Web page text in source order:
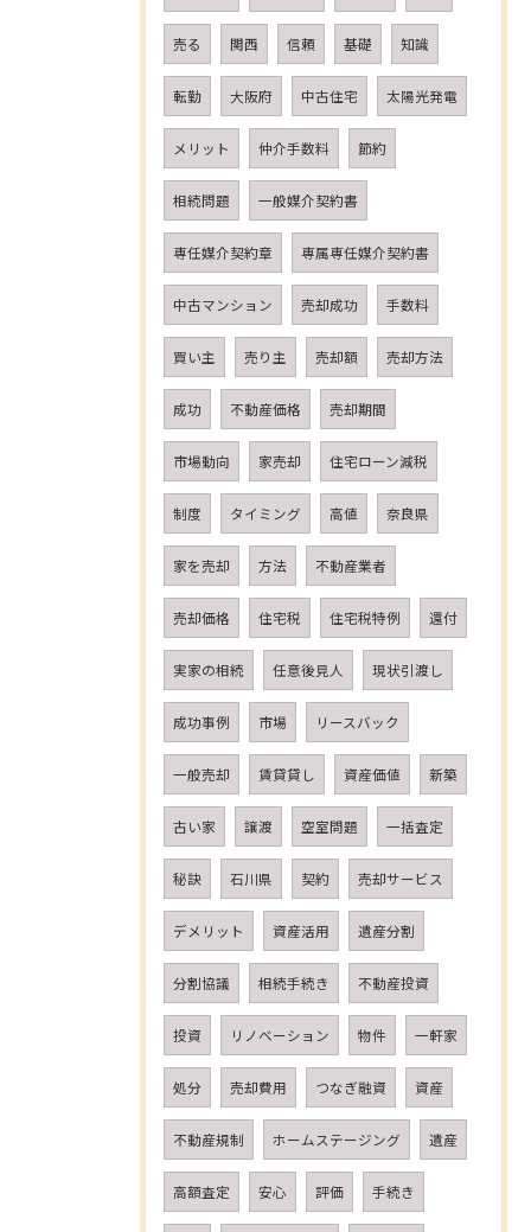
売る 関西 信頼 基礎 知識
転勤 大阪府 中古住宅 太陽光発電
メリット 仲介手数料 節約
相続問題 一般媒介契約書
専任媒介契約章 専属専任媒介契約書
中古マンション 売却成功 手数料
買い主 売り主 売却額 売却方法
成功 不動産価格 売却期間
市場動向 家売却 住宅ローン減税
制度 タイミング 高値 奈良県
家を売却 方法 不動産業者
売却価格 住宅税 住宅税特例 還付
実家の相続 任意後見人 現状引渡し
成功事例 市場 リースバック
一般売却 賃貸貸し 資産価値 新築
古い家 譲渡 空室問題 一括査定
秘訣 石川県 契約 売却サービス
デメリット 資産活用 遺産分割
分割協議 相続手続き 不動産投資
投資 リノベーション 物件 一軒家
処分 売却費用 つなぎ融資 資産
不動産規制 ホームステージング 遺産
高額査定 安心 評価 手続き